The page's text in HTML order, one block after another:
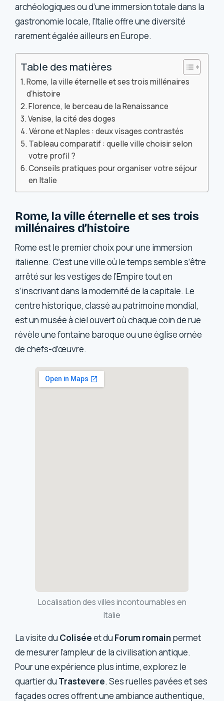
archéologiques ou d’une immersion totale dans la
gastronomie locale, l’Italie offre une diversité
rarement égalée ailleurs en Europe.
Table des matières
Rome, la ville éternelle et ses trois millénaires
d’histoire
Florence, le berceau de la Renaissance
Venise, la cité des doges
Vérone et Naples : deux visages contrastés
Tableau comparatif : quelle ville choisir selon
votre profil ?
Conseils pratiques pour organiser votre séjour
en Italie
Rome, la ville éternelle et ses trois
millénaires d’histoire
Rome est le premier choix pour une immersion
italienne. C’est une ville où le temps semble s’être
arrêté sur les vestiges de l’Empire tout en
s’inscrivant dans la modernité de la capitale. Le
centre historique, classé au patrimoine mondial,
est un musée à ciel ouvert où chaque coin de rue
révèle une fontaine baroque ou une église ornée
de chefs-d’œuvre.
Localisation des villes incontournables en
Italie
La visite du Coliséeet du Forum romainpermet
de mesurer l’ampleur de la civilisation antique.
Pour une expérience plus intime, explorez le
quartier du Trastevere. Ses ruelles pavées et ses
façades ocres offrent une ambiance authentique,